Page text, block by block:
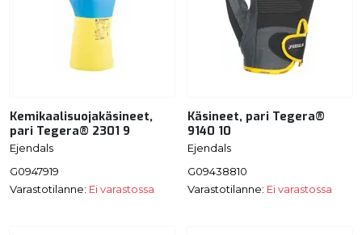
Kemikaalisuojakäsineet,
pari Tegera® 2301 9
Ejendals
G0947919
Varastotilanne: Ei varastossa
Käsineet, pari Tegera®
9140 10
Ejendals
G09438810
Varastotilanne: Ei varastossa